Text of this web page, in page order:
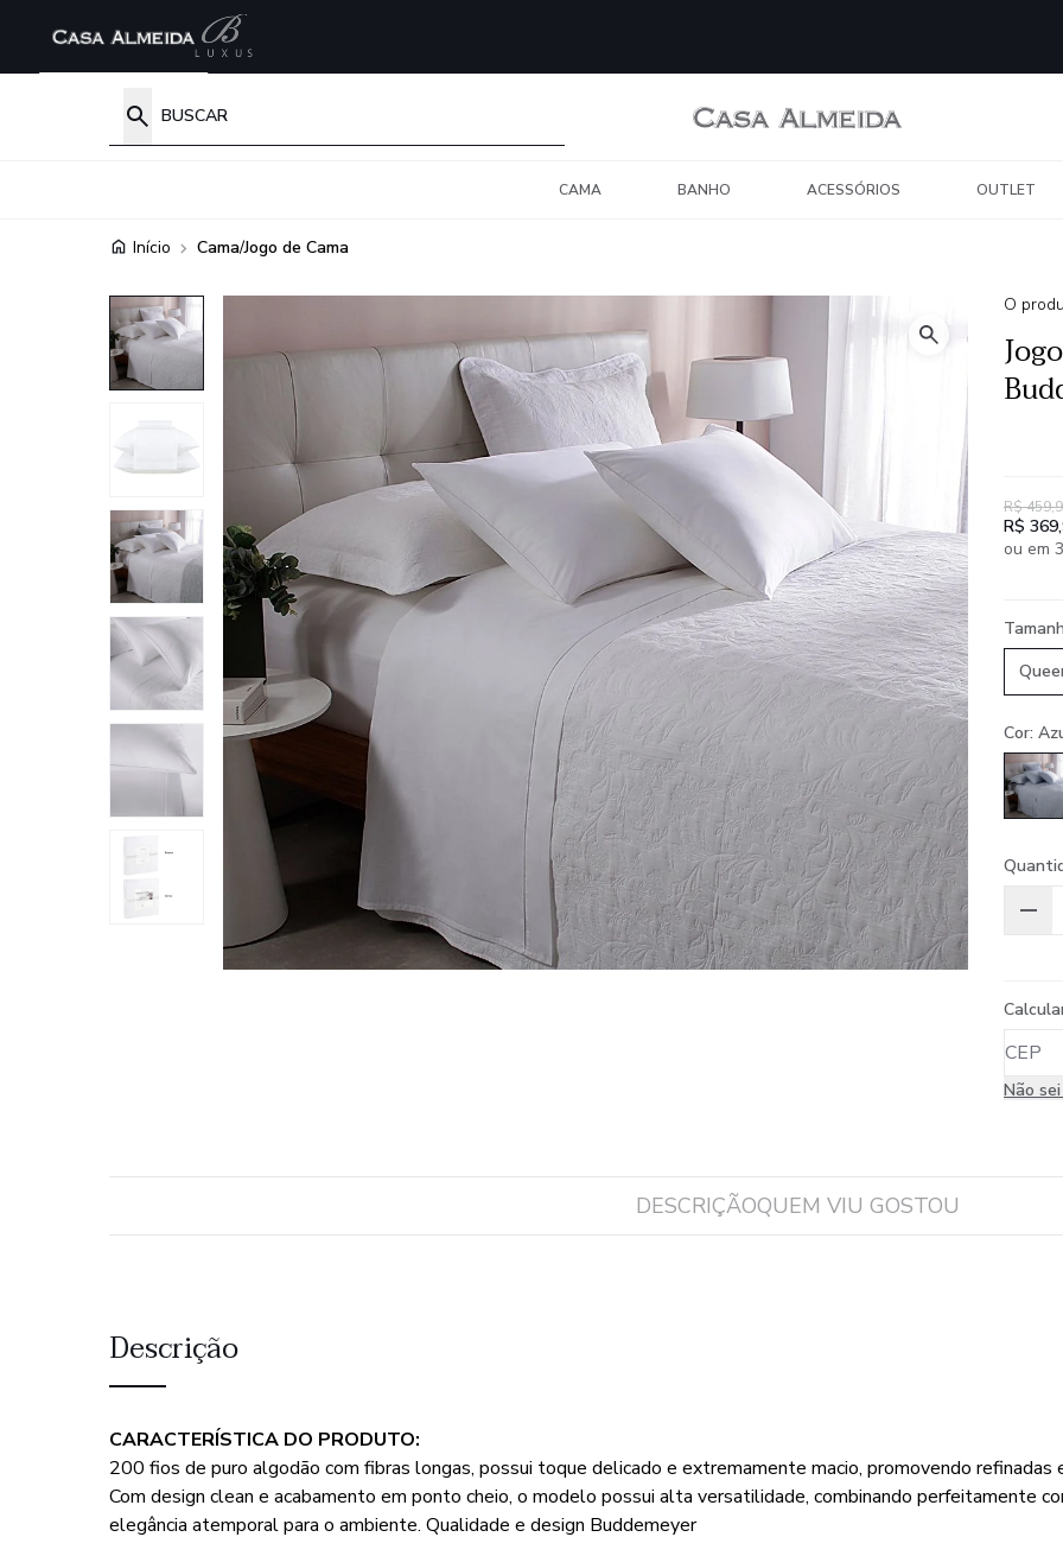
CAMA BANHO ACESSÓRIOS OUTLET
Início Cama/Jogo de Cama
O
R$
R$
ou em
Cor:
Não
DESCRIÇÃOQUEM VIU GOSTOU
Descrição
CARACTERÍSTICA DO PRODUTO:
200 fios de puro algodão com fibras longas, possui toque delicado e extremamente macio, promovendo refinadas
Com design clean e acabamento em ponto cheio, o modelo possui alta versatilidade, combinando perfeitamente
elegância atemporal para o ambiente. Qualidade e design Buddemeyer